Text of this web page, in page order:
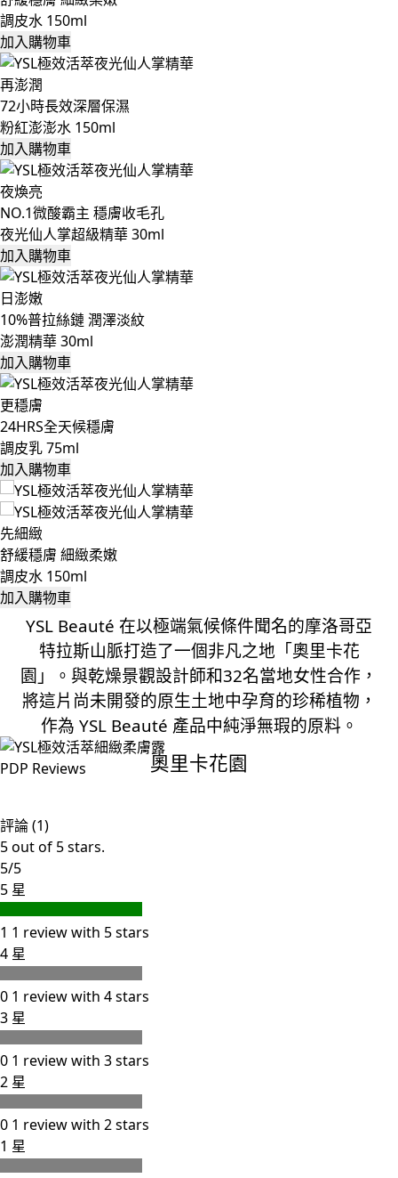
調皮水 150ml
加入購物車
再澎潤
72小時長效深層保濕
粉紅澎澎水 150ml
加入購物車
夜煥亮
NO.1微酸霸主 穩膚收毛孔
夜光仙人掌超級精華 30ml
加入購物車
日澎嫩
10%普拉絲鏈 潤澤淡紋
澎潤精華 30ml
加入購物車
更穩膚
24HRS全天候穩膚
調皮乳 75ml
加入購物車
先細緻
舒緩穩膚 細緻柔嫩
調皮水 150ml
加入購物車
奧里卡花園
YSL Beauté 在以極端氣候條件聞名的摩洛哥亞
特拉斯山脈打造了一個非凡之地「奧里卡花
園」。與乾燥景觀設計師和32名當地女性合作，
將這片尚未開發的原生土地中孕育的珍稀植物，
作為 YSL Beauté 產品中純淨無瑕的原料。
PDP Reviews
評論 (1)
5 out of 5 stars.
5/5
5 星
1 1 review with 5 stars
4 星
0 1 review with 4 stars
3 星
0 1 review with 3 stars
2 星
0 1 review with 2 stars
1 星